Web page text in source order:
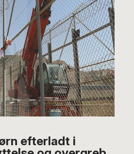
efterladt i